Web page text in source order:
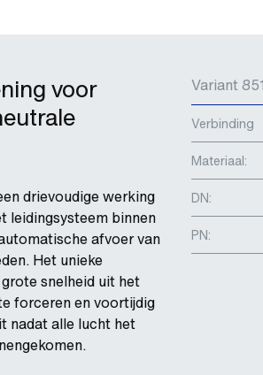
voor
drievoudige werking
leidingsysteem binnen
afvoer van
Het unieke
snelheid uit het
forceren en voortijdig
nadat alle lucht het
Variant
Verbinding
Materiaal:
DN:
PN: